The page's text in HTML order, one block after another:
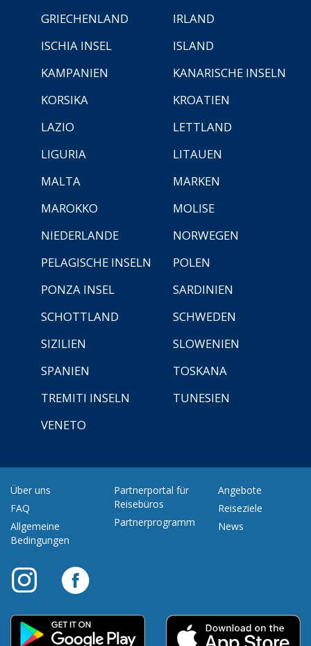
GRIECHENLAND
IRLAND
ISCHIA INSEL
ISLAND
KAMPANIEN
KANARISCHE INSELN
KORSIKA
KROATIEN
LAZIO
LETTLAND
LIGURIA
LITAUEN
MALTA
MARKEN
MAROKKO
MOLISE
NIEDERLANDE
NORWEGEN
PELAGISCHE INSELN
POLEN
PONZA INSEL
SARDINIEN
SCHOTTLAND
SCHWEDEN
SIZILIEN
SLOWENIEN
SPANIEN
TOSKANA
TREMITI INSELN
TUNESIEN
VENETO
Über uns
FAQ
Allgemeine
Bedingungen
Partnerportal für
Reisebüros
Partnerprogramm
Angebote
Reiseziele
News